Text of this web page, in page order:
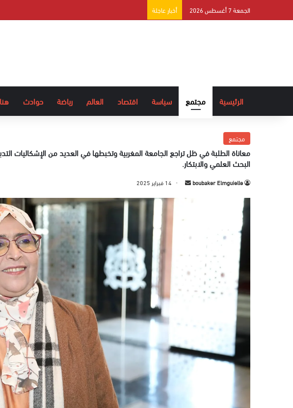
الجمعة 7 أغسطس 2026 أخبار عاجلة
الرئيسية مجتمع سياسة اقتصاد العالم رياضة حوادث
مجتمع
معاناة الطلبة في ظل تراجع الجامعة المغربية وتخبطها في العديد من الإشكاليات
البحث العلمي والابتكار.
boubaker Elmguielle
ل
و
ن
14 فبراير 2025